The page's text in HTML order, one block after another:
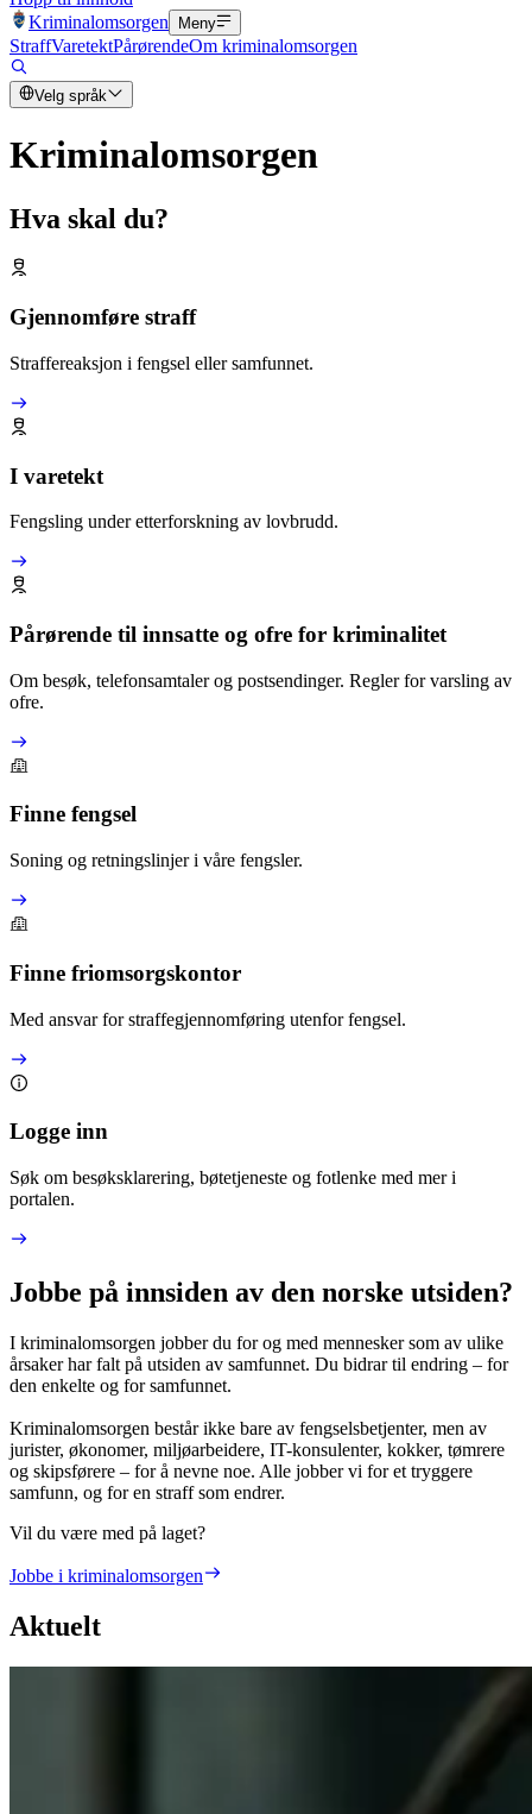
Kriminalomsorgen
Meny
StraffVaretektPårørendeOm kriminalomsorgen
Velg språk
Kriminalomsorgen
Hva skal du?
Gjennomføre straff
Straffereaksjon i fengsel eller samfunnet.
I varetekt
Fengsling under etterforskning av lovbrudd.
Pårørende til innsatte og ofre for kriminalitet
Om besøk, telefonsamtaler og postsendinger. Regler for varsling av
ofre.
Finne fengsel
Soning og retningslinjer i våre fengsler.
Finne friomsorgskontor
Med ansvar for straffegjennomføring utenfor fengsel.
Logge inn
Søk om besøksklarering, bøtetjeneste og fotlenke med mer i
portalen.
Jobbe på innsiden av den norske utsiden?
I kriminalomsorgen jobber du for og med mennesker som av ulike
årsaker har falt på utsiden av samfunnet. Du bidrar til endring – for
den enkelte og for samfunnet.
Kriminalomsorgen består ikke bare av fengselsbetjenter, men av
jurister, økonomer, miljøarbeidere, IT-konsulenter, kokker, tømrere
og skipsførere – for å nevne noe. Alle jobber vi for et tryggere
samfunn, og for en straff som endrer.
Vil du være med på laget?
Jobbe i kriminalomsorgen
Aktuelt